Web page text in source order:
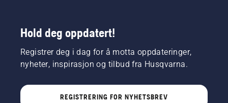
Hold deg oppdatert!
Registrer deg i dag for å motta oppdateringer,
nyheter, inspirasjon og tilbud fra Husqvarna.
REGISTRERING FOR NYHETSBREV